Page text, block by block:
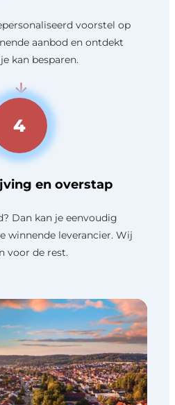
voorstel op
aanbod en ontdekt
kan besparen.
4
en overstap
Dan kan je eenvoudig
winnende leverancier. Wij
voor de rest.